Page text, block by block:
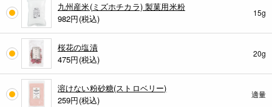
九州産米(ミズホチカラ) 製菓用米粉
982円(税込)
15g
桜花の塩漬
475円(税込)
20g
溶けない粉砂糖(ストロベリー)
259円(税込)
適量